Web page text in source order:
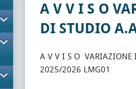
A V V I S O
DI STUDIO
A V V I S O
2025/2026 LMG01